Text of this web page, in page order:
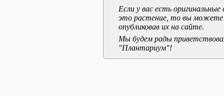
Если у вас есть
это растение, то вы можете
опубликовав их на сайте.
Мы будем рады
"Плантариум"!